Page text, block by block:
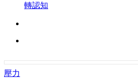
轉認知
壓力